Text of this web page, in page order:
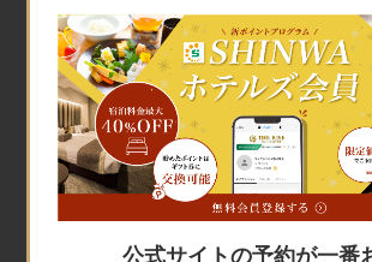
宿泊予約
宿泊予約
公式サイトの予約が一番